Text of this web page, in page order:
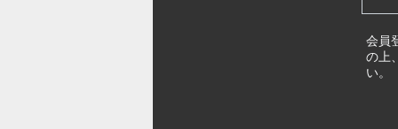
会員
の上
い。